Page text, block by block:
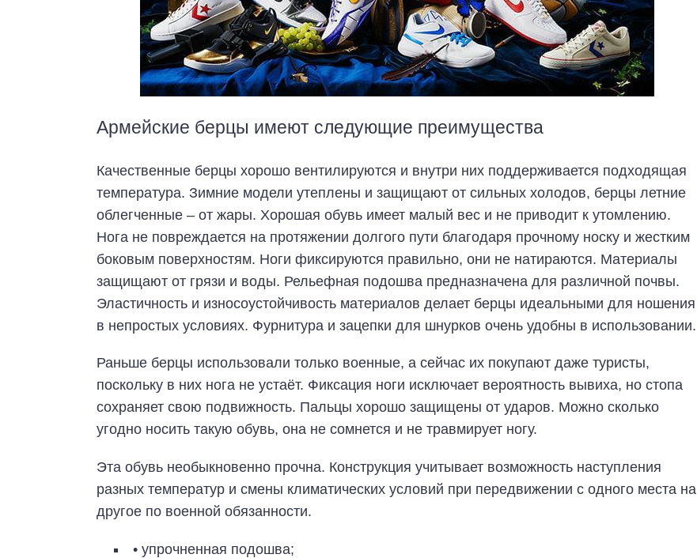
Армейские берцы имеют следующие преимущества
Качественные берцы хорошо вентилируются и внутри них поддерживается подходящая
температура. Зимние модели утеплены и защищают от сильных холодов, берцы летние
облегченные – от жары. Хорошая обувь имеет малый вес и не приводит к утомлению.
Нога не повреждается на протяжении долгого пути благодаря прочному носку и жестким
боковым поверхностям. Ноги фиксируются правильно, они не натираются. Материалы
защищают от грязи и воды. Рельефная подошва предназначена для различной почвы.
Эластичность и износоустойчивость материалов делает берцы идеальными для ношения
в непростых условиях. Фурнитура и зацепки для шнурков очень удобны в использовании.
Раньше берцы использовали только военные, а сейчас их покупают даже туристы,
поскольку в них нога не устаёт. Фиксация ноги исключает вероятность вывиха, но стопа
сохраняет свою подвижность. Пальцы хорошо защищены от ударов. Можно сколько
угодно носить такую обувь, она не сомнется и не травмирует ногу.
Эта обувь необыкновенно прочна. Конструкция учитывает возможность наступления
разных температур и смены климатических условий при передвижении с одного места на
другое по военной обязанности.
• упрочненная подошва;